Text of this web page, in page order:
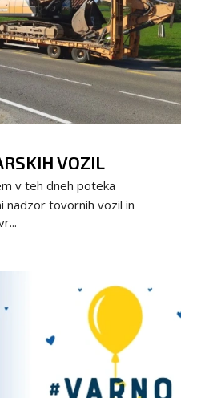
VOZIL
v teh dneh poteka
nadzor tovornih vozil in